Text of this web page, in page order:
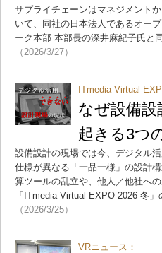
サプライチェーンはマネジメント
いて、同社の日本法人であるオー
ーク本部 本部長の深井麻紀子氏と
（2026/3/27）
ITmedia Virtual
なぜ設備
起きる3つ
設備設計の現場では今、デジタル
仕様が異なる「一品一様」の設計
算ツールの乱立や、他人／他社へ
「ITmedia Virtual EXPO 2026 冬
（2026/3/25）
VRニュース：